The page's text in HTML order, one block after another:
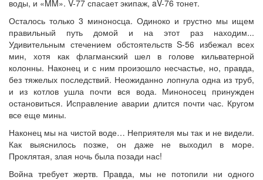
воды, и «MM». V-77 спасает экипаж, aV-76 тонет.
Осталось только 3 миноносца. Одиноко и грустно мы ищем
правильный путь домой и на этот раз находим...
Удивительным стечением обстоятельств S-56 избежал всех
мин, хотя как флагманский шел в голове кильватерной
колонны. Наконец и с ним произошло несчас­тье, но, правда,
без тяжелых последствий. Неожиданно лопнула одна из труб,
и из котлов ушла почти вся вода. Миноносец принужден
остановиться. Исправление аварии длится почти час. Кругом
все еще мины.
Наконец мы на чистой воде… Неприятеля мы так и не видели.
Как выяснилось позже, он даже не выходил в море.
Проклятая, злая ночь была позади нас!
Война требует жертв. Правда, мы не потопили ни одного